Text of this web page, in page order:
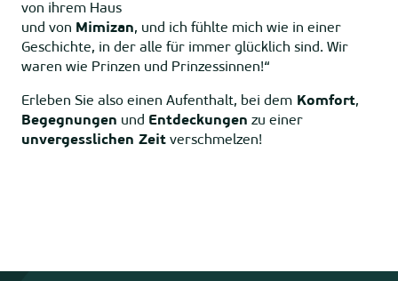
von ihrem Haus
und von Mimizan, und ich fühlte mich wie in einer
Geschichte, in der alle für immer glücklich sind. Wir
waren wie Prinzen und Prinzessinnen!“
Erleben Sie also einen Aufenthalt, bei dem Komfort,
Begegnungen und Entdeckungen zu einer
unvergesslichen Zeit verschmelzen!